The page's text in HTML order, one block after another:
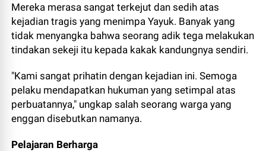
Mereka merasa sangat terkejut dan sedih atas
kejadian tragis yang menimpa Yayuk. Banyak yang
tidak menyangka bahwa seorang adik tega melakukan
tindakan sekeji itu kepada kakak kandungnya sendiri.
"Kami sangat prihatin dengan kejadian ini. Semoga
pelaku mendapatkan hukuman yang setimpal atas
perbuatannya," ungkap salah seorang warga yang
enggan disebutkan namanya.
Pelajaran Berharga